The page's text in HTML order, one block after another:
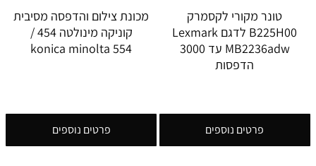
טונר מקורי לקסמרק
B225H00 לדגם Lexmark
MB2236adw עד 3000
הדפסות
פרטים נוספים
מכונת צילום והדפסה מסיבית
קוניקה מינולטה 454 /
konica minolta 554
פרטים נוספים